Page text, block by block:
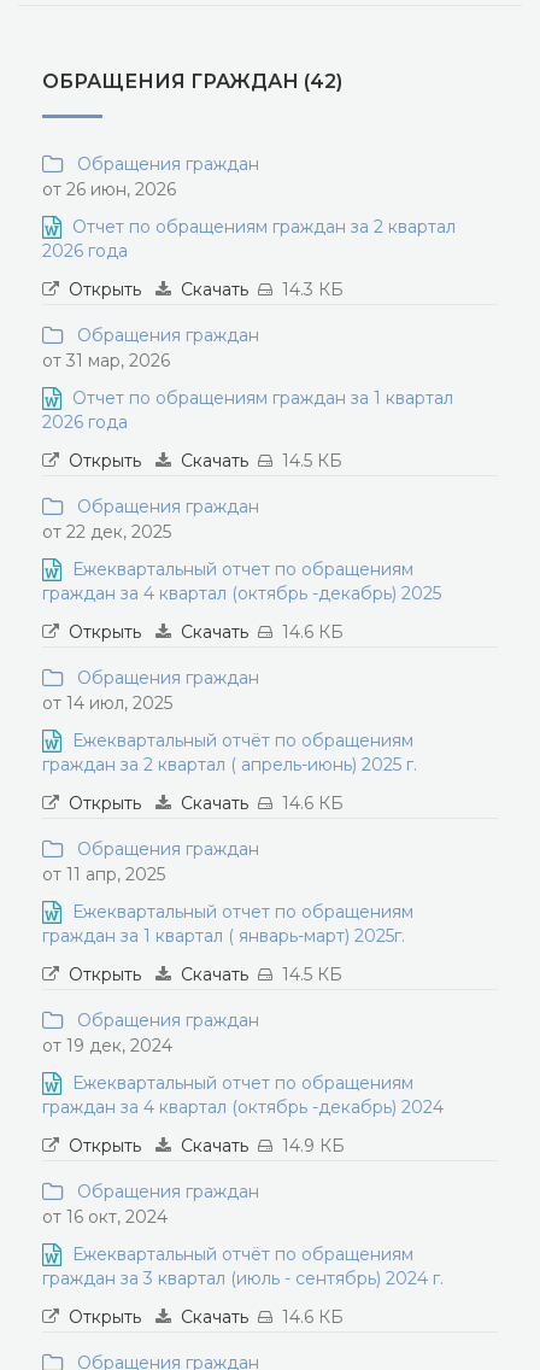
ОБРАЩЕНИЯ ГРАЖДАН (42)
Обращения граждан
от 26 июн, 2026
Отчет по обращениям граждан за 2 квартал
2026 года
Открыть
Скачать 14.3 КБ
Обращения граждан
от 31 мар, 2026
Отчет по обращениям граждан за 1 квартал
2026 года
Открыть
Скачать 14.5 КБ
Обращения граждан
от 22 дек, 2025
Ежеквартальный отчет по обращениям
граждан за 4 квартал (октябрь -декабрь) 2025
Открыть
Скачать 14.6 КБ
Обращения граждан
от 14 июл, 2025
Ежеквартальный отчёт по обращениям
граждан за 2 квартал ( апрель-июнь) 2025 г.
Открыть
Скачать 14.6 КБ
Обращения граждан
от 11 апр, 2025
Ежеквартальный отчет по обращениям
граждан за 1 квартал ( январь-март) 2025г.
Открыть
Скачать 14.5 КБ
Обращения граждан
от 19 дек, 2024
Ежеквартальный отчет по обращениям
граждан за 4 квартал (октябрь -декабрь) 2024
Открыть
Скачать 14.9 КБ
Обращения граждан
от 16 окт, 2024
Ежеквартальный отчёт по обращениям
граждан за 3 квартал (июль - сентябрь) 2024 г.
Открыть
Скачать 14.6 КБ
Обращения граждан